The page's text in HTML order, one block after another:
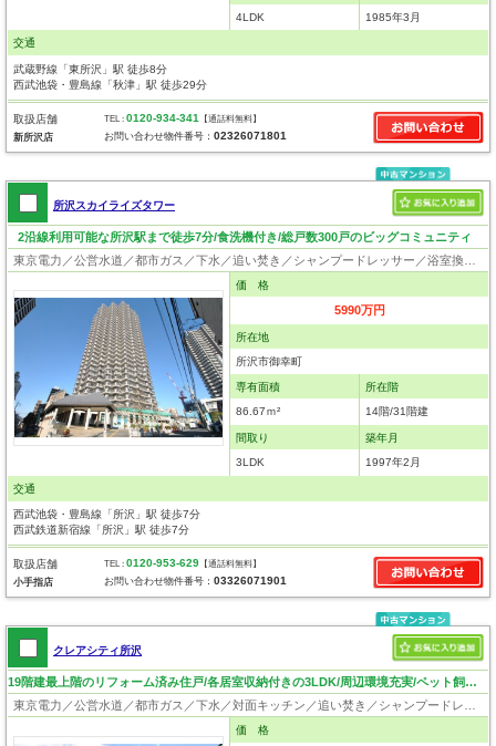
4LDK 1985年3月
交通
武蔵野線「東所沢」駅 徒歩8分
西武池袋・豊島線「秋津」駅 徒歩29分
取扱店舗
新所沢店
TEL :0120-934-341 【通話料無料】
お問い合わせ物件番号：02326071801
所沢スカイライズタワー
2沿線利用可能な所沢駅まで徒歩7分/食洗機付き/総戸数300戸のビッグコミュニティ
価 格
5990万円
所在地
所沢市御幸町
専有面積
86.67ｍ²
所在階
14階/31階建
間取り
3LDK
築年月
1997年2月
交通
西武池袋・豊島線「所沢」駅 徒歩7分
西武鉄道新宿線「所沢」駅 徒歩7分
取扱店舗
小手指店
TEL :0120-953-629 【通話料無料】
お問い合わせ物件番号：03326071901
クレアシティ所沢
19階建最上階のリフォーム済み住戸/各居室収納付きの3LDK/周辺環境充実/ペット飼育可(細則あり)
東京電力／公営水道／都市ガス／下水／対面キッチン／追い焚き／シャンプードレッサー／浴室換気乾燥機／ウォシュレット／システムキッチン／浄水器／ウォークインクローゼット／フローリング／クローゼット／オートロック／エレベータ／駐輪場／バイク置場／ペット相談
価 格